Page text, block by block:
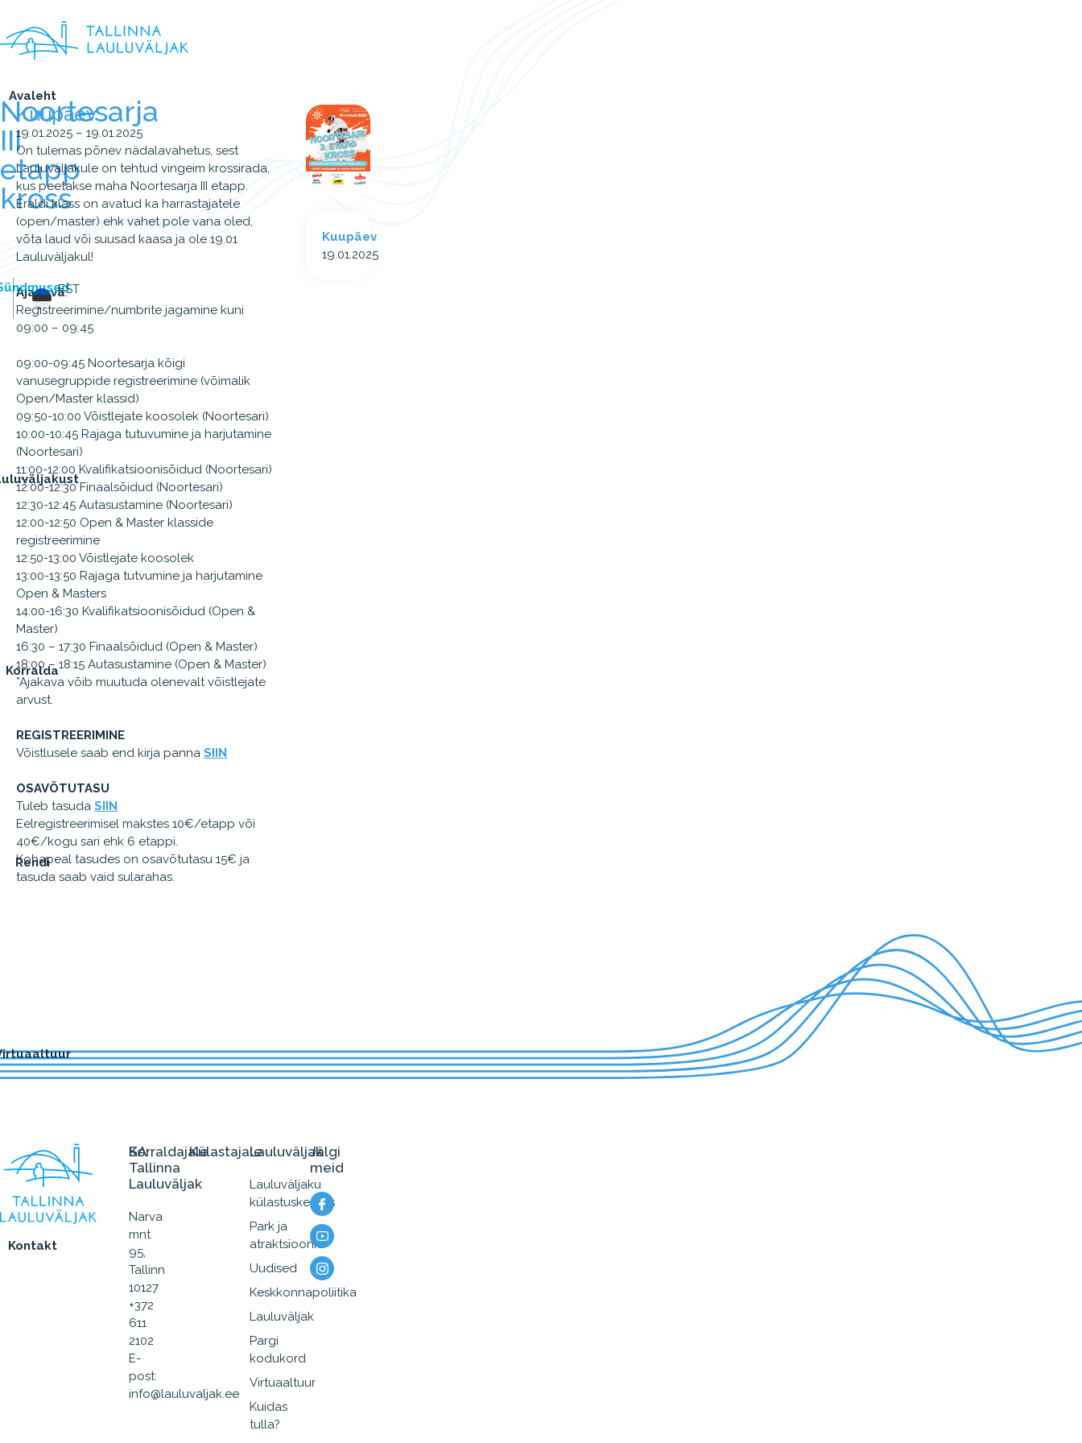
Avaleht
Korralda
Rendi
Kontakt
EST
Noortesarja
III
etapp
kross
Kuupäev
19.01.2025 – 19.01.2025
On tulemas põnev nädalavahetus, sest
Lauluväljakule on tehtud vingeim krossirada,
kus peetakse maha Noortesarja III etapp.
Eraldi klass on avatud ka harrastajatele
(open/master) ehk vahet pole vana oled,
võta laud või suusad kaasa ja ole 19.01
Lauluväljakul!
Ajakava:
Registreerimine/numbrite jagamine kuni
09:00 – 09:45
09:00-09:45 Noortesarja kõigi
vanusegruppide registreerimine (võimalik
Open/Master klassid)
09:50-10:00 Võistlejate koosolek (Noortesari)
10:00-10:45 Rajaga tutuvumine ja harjutamine
(Noortesari)
11:00-12:00 Kvalifikatsioonisõidud (Noortesari)
12:00-12:30 Finaalsõidud (Noortesari)
12:30-12:45 Autasustamine (Noortesari)
12:00-12:50 Open & Master klasside
registreerimine
12:50-13:00 Võistlejate koosolek
13:00-13:50 Rajaga tutvumine ja harjutamine
Open & Masters
14:00-16:30 Kvalifikatsioonisõidud (Open &
Master)
16:30 – 17:30 Finaalsõidud (Open & Master)
18:00 – 18:15 Autasustamine (Open & Master)
*Ajakava võib muutuda olenevalt võistlejate
arvust.
REGISTREERIMINE
Võistlusele saab end kirja panna SIIN
OSAVÕTUTASU
Tuleb tasuda SIIN
Eelregistreerimisel makstes 10€/etapp või
40€/kogu sari ehk 6 etappi.
Kohapeal tasudes on osavõtutasu 15€ ja
tasuda saab vaid sularahas.
Kuupäev
19.01.2025
SA
Tallinna
Lauluväljak
Narva
mnt
95,
Tallinn
10127
+372
611
2102
E-
post:
info@lauluvaljak.ee
KorraldajaleKülastajaleLauluväljak
Lauluväljaku
külastuskeskus
Park ja
atraktsioonid
Uudised
Keskkonnapoliitika
Lauluväljak
Pargi
kodukord
Virtuaaltuur
Kuidas
tulla?
Jälgi
meid